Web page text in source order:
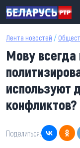
Перейти к основному
Лента новостей /
Мову
используют
конфликтов?
Поделиться: